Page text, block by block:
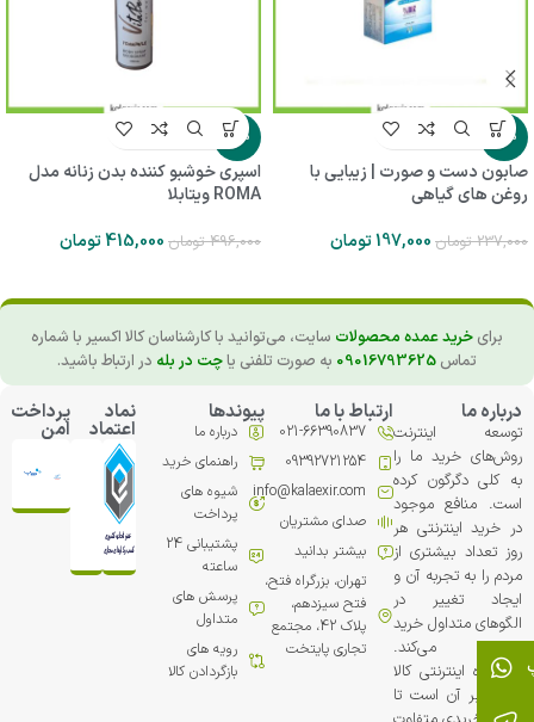
-17%
صابون دست و صورت | زیبایی با
روغن های گیاهی
237,000 تومان 197,000تومان
-16%
اسپری خوشبو کننده بدن زنانه مدل
ROMA ویتابلا
496,000 تومان 415,000تومان
برای خرید عمده محصولات سایت، می‌توانید با کارشناسان کالا اکسیر با شماره
تماس 09016793625 به صورت تلفنی یاچت در بله در ارتباط باشید.
درباره ما
توسعه اینترنت
روش‌های خرید ما را
به کلی دگرگون کرده
است. منافع موجود
در خرید اینترنتی هر
روز تعداد بیشتری از
مردم را به تجربه آن و
ایجاد تغییر در
الگوهای متداول خرید
ترغیب می‏‌کند.
فروشگاه اینترنتی کالا
اکسیر بر آن است تا
ارتباط با ما
021-66390837
09392721254
info@kalaexir.com
صدای مشتریان
بیشتر بدانید
تهران، بزرگراه فتح،
فتح سیزدهم،
پلاک 42، مجتمع
تجاري پایتخت
پیوندها
درباره ما
راهنمای خرید
شیوه های
پرداخت
پشتیبانی 24
ساعته
پرسش های
متداول
رویه های
بازگردادن کالا
نماد
اعتماد
پرداخت
امن